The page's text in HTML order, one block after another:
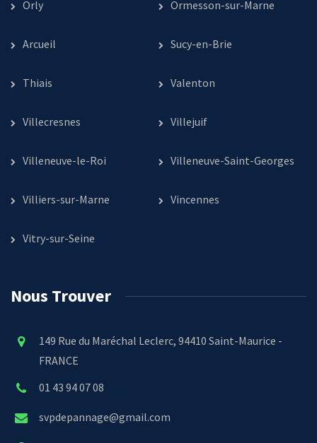
Orly Ormesson-sur-Marne
Arcueil Sucy-en-Brie
Thiais Valenton
Villecresnes Villejuif
Villeneuve-le-Roi Villeneuve-Saint-Georges
Villiers-sur-Marne Vincennes
Vitry-sur-Seine
Nous Trouver
149 Rue du Maréchal Leclerc, 94410 Saint-Maurice -
FRANCE
01 43 94 07 08
svpdepannage@gmail.com